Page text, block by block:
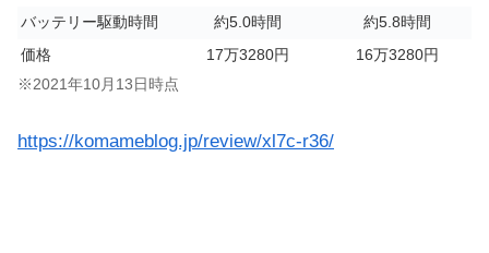
バッテリー駆動時間
約5.0時間
約5.8時間
価格
17万3280円
16万3280円
※2021年10月13日時点
https://komameblog.jp/review/xl7c-r36/